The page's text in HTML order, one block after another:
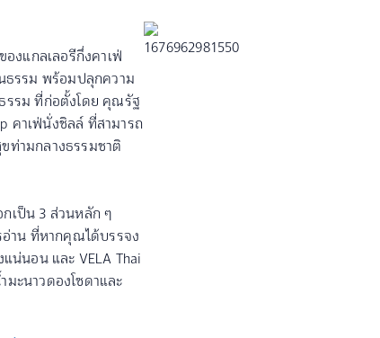
งแกลเลอรีกึ่งคาเฟ่
ธรรม พร้อมปลุกความ
รรม ที่ก่อตั้งโดย คุณรัฐ
คาเฟ่นั่งชิลล์ ที่สามารถ
ามกลางธรรมชาติ
เป็น 3 ส่วนหลัก ๆ
าน ที่หากคุณได้บรรจง
น่นอน และ VELA Thai
ะนาวดองโซดาและ